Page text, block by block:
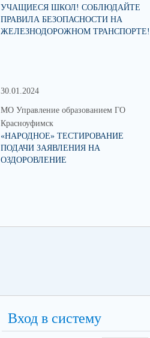
УЧАЩИЕСЯ ШКОЛ! СОБЛЮДАЙТЕ
ПРАВИЛА БЕЗОПАСНОСТИ НА
ЖЕЛЕЗНОДОРОЖНОМ ТРАНСПОРТЕ!
30.01.2024
МО Управление образованием ГО
Красноуфимск
«НАРОДНОЕ» ТЕСТИРОВАНИЕ
ПОДАЧИ ЗАЯВЛЕНИЯ НА
ОЗДОРОВЛЕНИЕ
Вход в систему